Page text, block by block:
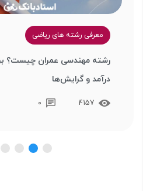
معرفی رشته های ریاضی
رشته مهندسی عمران چیست؟
درآمد و گرایش‌ها
4157
0